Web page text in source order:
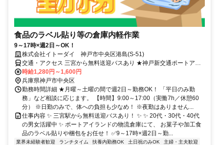
食品のラベル貼り等の倉庫内軽作業
9～17時×週2日～OK！
株式会社イトーダイ 神戸市中央区港島(S-51)
交通・アクセス 三宮から無料送迎バスあり ★神戸新交通ポートアイ
ランド線「計算科学センター駅」より徒歩8分
時給1,280円～1,600円
兵庫県神戸市中央区
勤務時間詳細 ★月曜～土曜の間で週2日～勤務OK！ 「平日のみ勤
務」など相談に応じます。 【時間】9:00～17:00（実働7h／休憩60
分） ※日勤のみで、体への負担も少なめ！ ※夜勤はありません...
仕事内容 ✨ 三宮駅から無料送迎バスあり！ ✨ ✨ 20代・30代・40代
の男女活躍中 ✨ ポートアイランドの物流倉庫にて、 お菓子や加工食
品のラベル貼りや梱包をお任せ！ ✅9～17時×週2日～勤...
業界未経験者歓迎 ランチタイム 扶養内勤務OK 土日祝のみOK
主婦・主夫歓迎